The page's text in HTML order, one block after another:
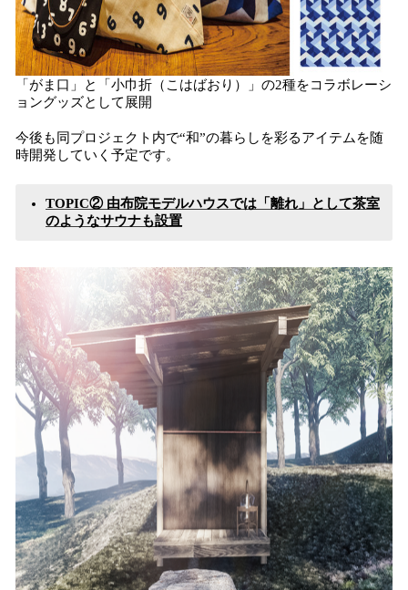
「がま口」と「小巾折（こはばおり）」の2種をコラボレーシ
ョングッズとして展開
今後も同プロジェクト内で“和”の暮らしを彩るアイテムを随
時開発していく予定です。
TOPIC② 由布院モデルハウスでは「離れ」として茶室
のようなサウナも設置